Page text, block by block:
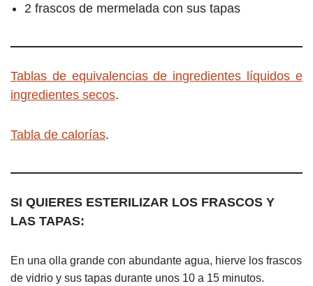
2 frascos de mermelada con sus tapas
Tablas de equivalencias de ingredientes líquidos e
ingredientes secos.
Tabla de calorías.
SI QUIERES ESTERILIZAR LOS FRASCOS Y
LAS TAPAS:
En una olla grande con abundante agua, hierve los frascos
de vidrio y sus tapas durante unos 10 a 15 minutos.